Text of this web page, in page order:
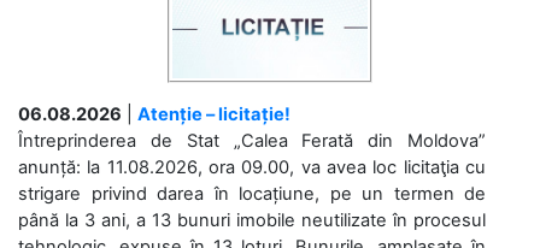
06.08.2026
Atenție – licitație!
Întreprinderea de Stat „Calea Ferată din Moldova”
anunță: la 11.08.2026, ora 09.00, va avea loc licitaţia cu
strigare privind darea în locațiune, pe un termen de
până la 3 ani, a 13 bunuri imobile neutilizate în procesul